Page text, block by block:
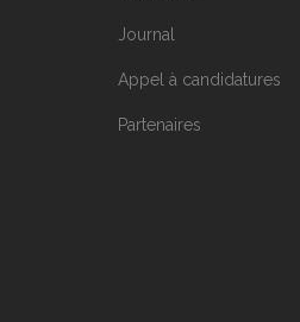
Journal
Appel à candidatures
Partenaires